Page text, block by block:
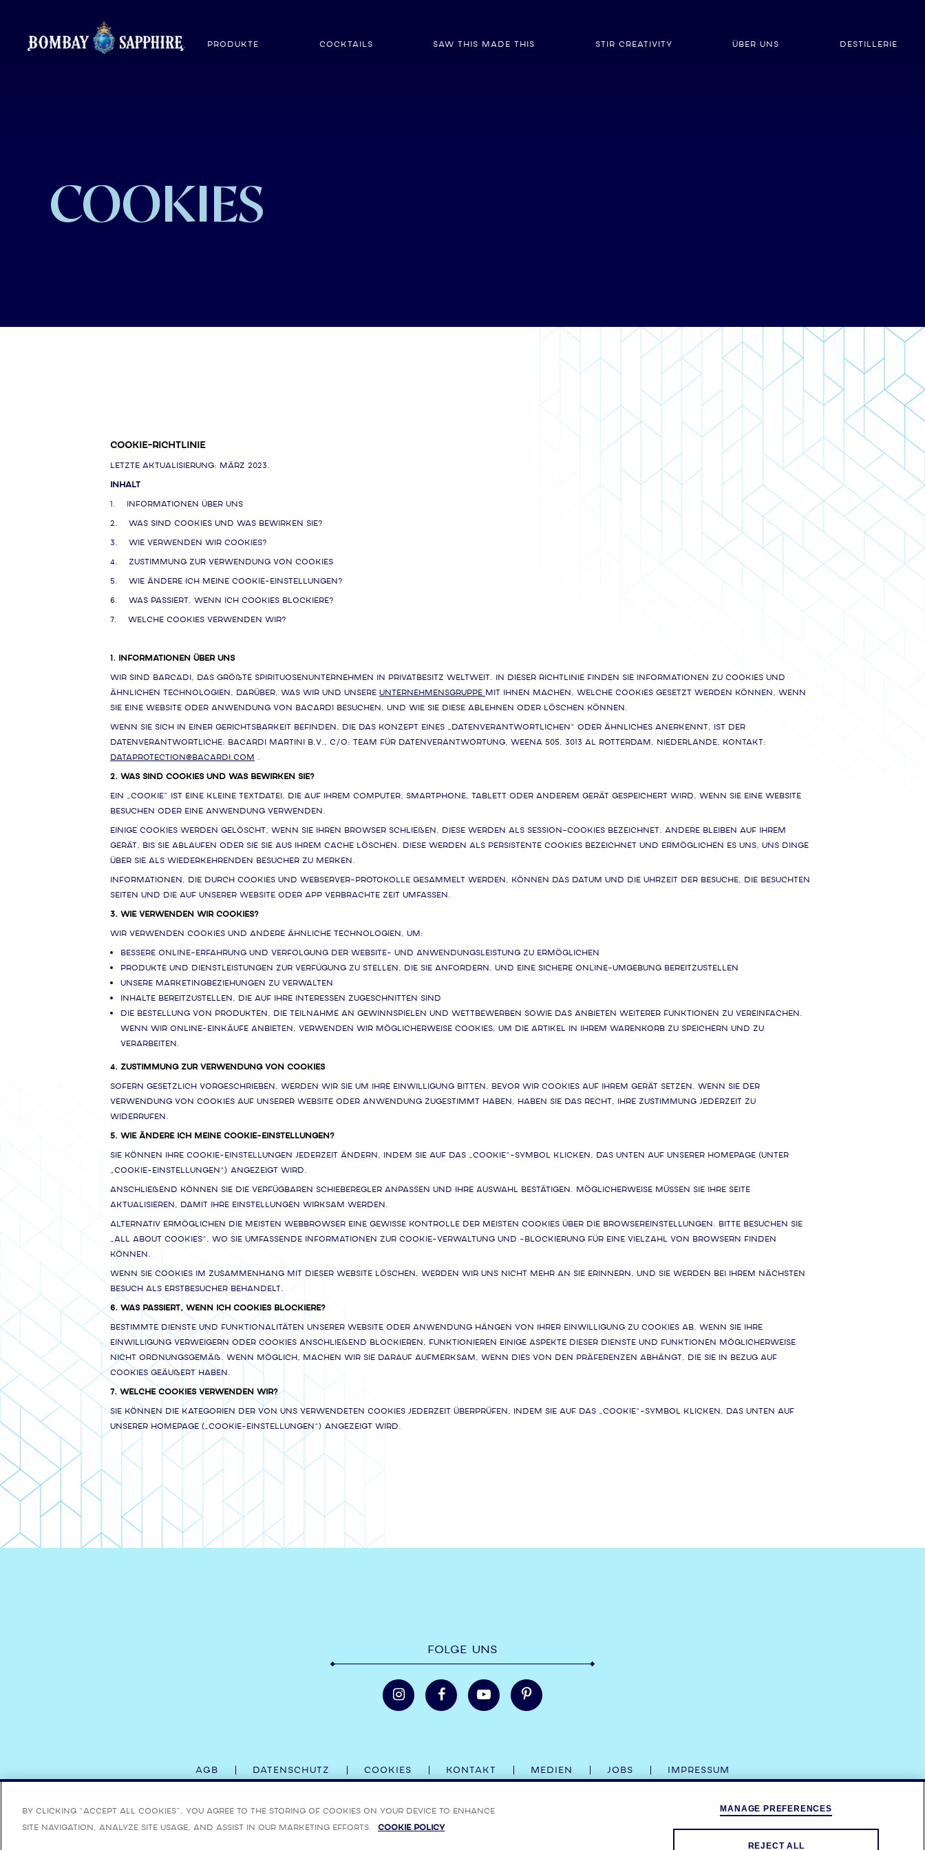
PRODUKTE COCKTAILS SAW THIS MADE THIS STIR CREATIVITY ÜBER UNS DESTILLERIE
COOKIES
COOKIE-RICHTLINIE
Letzte Aktualisierung: März 2023.
Inhalt
1. INFORMATIONEN ÜBER UNS
2. WAS SIND COOKIES UND WAS BEWIRKEN SIE?
3. WIE VERWENDEN WIR COOKIES?
4. ZUSTIMMUNG ZUR VERWENDUNG VON COOKIES
5. WIE ÄNDERE ICH MEINE COOKIE-EINSTELLUNGEN?
6. WAS PASSIERT, WENN ICH COOKIES BLOCKIERE?
7. WELCHE COOKIES VERWENDEN WIR?
1. INFORMATIONEN ÜBER UNS
Wir sind Barcadi, das größte Spirituosenunternehmen in Privatbesitz weltweit. In dieser Richtlinie finden Sie Informationen zu Cookies und
ähnlichen Technologien, darüber, was wir und unsere Unternehmensgruppe mit ihnen machen, welche Cookies gesetzt werden können, wenn
Sie eine Website oder Anwendung von Bacardi besuchen, und wie Sie diese ablehnen oder löschen können.
Wenn Sie sich in einer Gerichtsbarkeit befinden, die das Konzept eines „Datenverantwortlichen“ oder Ähnliches anerkennt, ist der
Datenverantwortliche: Bacardi Martini B.V., c/o: Team für Datenverantwortung, Weena 505, 3013 AL Rotterdam, Niederlande, Kontakt:
dataprotection@bacardi.com .
2. WAS SIND COOKIES UND WAS BEWIRKEN SIE?
Ein „Cookie” ist eine kleine Textdatei, die auf Ihrem Computer, Smartphone, Tablett oder anderem Gerät gespeichert wird, wenn Sie eine Website
besuchen oder eine Anwendung verwenden.
Einige Cookies werden gelöscht, wenn Sie Ihren Browser schließen. Diese werden als Session-Cookies bezeichnet. Andere bleiben auf Ihrem
Gerät, bis sie ablaufen oder Sie sie aus Ihrem Cache löschen. Diese werden als persistente Cookies bezeichnet und ermöglichen es uns, uns Dinge
über Sie als wiederkehrenden Besucher zu merken.
Informationen, die durch Cookies und Webserver-Protokolle gesammelt werden, können das Datum und die Uhrzeit der Besuche, die besuchten
Seiten und die auf unserer Website oder App verbrachte Zeit umfassen.
3. WIE VERWENDEN WIR COOKIES?
Wir verwenden Cookies und andere ähnliche Technologien, um:
Bessere Online-Erfahrung und Verfolgung der Website- und Anwendungsleistung zu ermöglichen
Produkte und Dienstleistungen zur Verfügung zu stellen, die Sie anfordern, und eine sichere Online-Umgebung bereitzustellen
Unsere Marketingbeziehungen zu verwalten
Inhalte bereitzustellen, die auf Ihre Interessen zugeschnitten sind
Die Bestellung von Produkten, die Teilnahme an Gewinnspielen und Wettbewerben sowie das Anbieten weiterer Funktionen zu vereinfachen.
Wenn wir Online-Einkäufe anbieten, verwenden wir möglicherweise Cookies, um die Artikel in Ihrem Warenkorb zu speichern und zu
verarbeiten.
4. ZUSTIMMUNG ZUR VERWENDUNG VON COOKIES
Sofern gesetzlich vorgeschrieben, werden wir Sie um Ihre Einwilligung bitten, bevor wir Cookies auf Ihrem Gerät setzen. Wenn Sie der
Verwendung von Cookies auf unserer Website oder Anwendung zugestimmt haben, haben Sie das Recht, Ihre Zustimmung jederzeit zu
widerrufen.
5. WIE ÄNDERE ICH MEINE COOKIE-EINSTELLUNGEN?
Sie können Ihre Cookie-Einstellungen jederzeit ändern, indem Sie auf das „Cookie“-Symbol klicken, das unten auf unserer Homepage (unter
„Cookie-Einstellungen“) angezeigt wird.
Anschließend können Sie die verfügbaren Schieberegler anpassen und Ihre Auswahl bestätigen. Möglicherweise müssen Sie Ihre Seite
aktualisieren, damit Ihre Einstellungen wirksam werden.
Alternativ ermöglichen die meisten Webbrowser eine gewisse Kontrolle der meisten Cookies über die Browsereinstellungen. Bitte besuchen Sie
„All About Cookies“, wo Sie umfassende Informationen zur Cookie-Verwaltung und -Blockierung für eine Vielzahl von Browsern finden
können.
Wenn Sie Cookies im Zusammenhang mit dieser Website löschen, werden wir uns nicht mehr an Sie erinnern, und Sie werden bei Ihrem nächsten
Besuch als Erstbesucher behandelt.
6. WAS PASSIERT, WENN ICH COOKIES BLOCKIERE?
Bestimmte Dienste und Funktionalitäten unserer Website oder Anwendung hängen von Ihrer Einwilligung zu Cookies ab. Wenn Sie Ihre
Einwilligung verweigern oder Cookies anschließend blockieren, funktionieren einige Aspekte dieser Dienste und Funktionen möglicherweise
nicht ordnungsgemäß. Wenn möglich, machen wir Sie darauf aufmerksam, wenn dies von den Präferenzen abhängt, die Sie in Bezug auf
Cookies geäußert haben.
7. WELCHE COOKIES VERWENDEN WIR?
Sie können die Kategorien der von uns verwendeten Cookies jederzeit überprüfen, indem Sie auf das „Cookie“-Symbol klicken, das unten auf
unserer Homepage („Cookie-Einstellungen“) angezeigt wird.
FOLGE UNS
AGB DATENSCHUTZ COOKIES KONTAKT MEDIEN JOBS IMPRESSUM
VERANTWORTUNGSVOLLER GENUSS AB 18. BOMBAY, BOMBAY SAPPHIRE UND DIE JEWEILIGEN FLASCHENDESIGNS SIND EINGETRAGENE MARKEN.
By clicking “Accept All Cookies”, you agree to the storing of cookies on your device to enhance
site navigation, analyze site usage, and assist in our marketing efforts.
Cookie Policy
MANAGE PREFERENCES
REJECT ALL